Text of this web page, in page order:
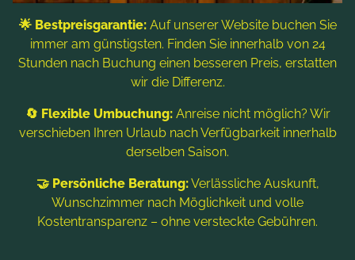
Folgen Sie uns
🌟 Bestpreisgarantie:Auf unserer Website buchen Sie
immer am günstigsten. Finden Sie innerhalb von 24
Stunden nach Buchung einen besseren Preis, erstatten
wir die Differenz.
🔄 Flexible Umbuchung:Anreise nicht möglich? Wir
verschieben Ihren Urlaub nach Verfügbarkeit innerhalb
derselben Saison.
🤝 Persönliche Beratung:Verlässliche Auskunft,
Wunschzimmer nach Möglichkeit und volle
Kostentransparenz – ohne versteckte Gebühren.
teilweise mit Hilfe von KI erstellt. Weitere Informationen finden
Sie in derDatenschutzerklärung